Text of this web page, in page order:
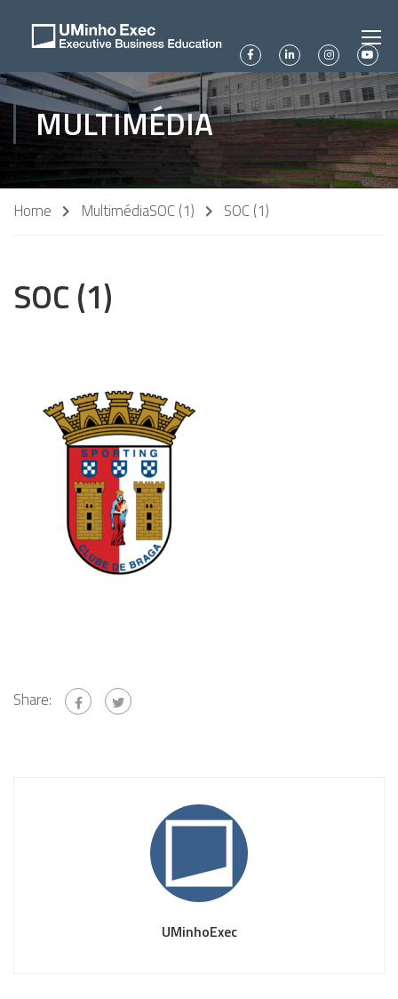
MULTIMÉDIA
Home MultimédiaSOC (1) SOC (1)
SOC (1)
Share:
UMinhoExec